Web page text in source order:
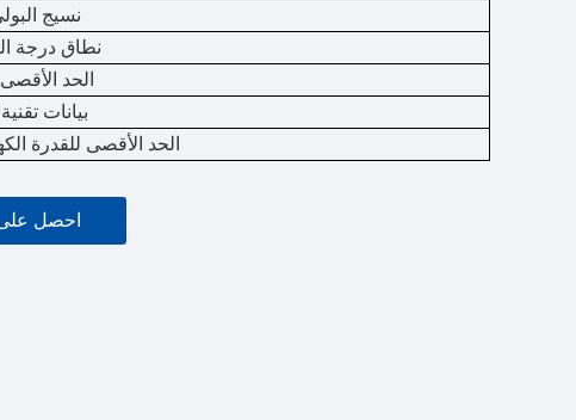
نسيج
نطاق درجة
الحد
بيانات
الحد الأقصى للقدرة
احصل